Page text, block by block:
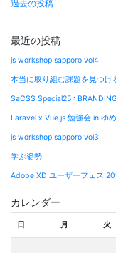
投
ナ
ビ
ゲ
ー
シ
ョ
ン
過去の投稿
最近の投稿
js workshop sapporo vol4
本当に取り組む課題を見つけ
SaCSS Special25 :
Laravel x Vue.js 勉強会 in ゆ
js workshop sapporo vol3
学ぶ姿勢
Adobe XD ユーザーフェス
カレンダー
日 月 火